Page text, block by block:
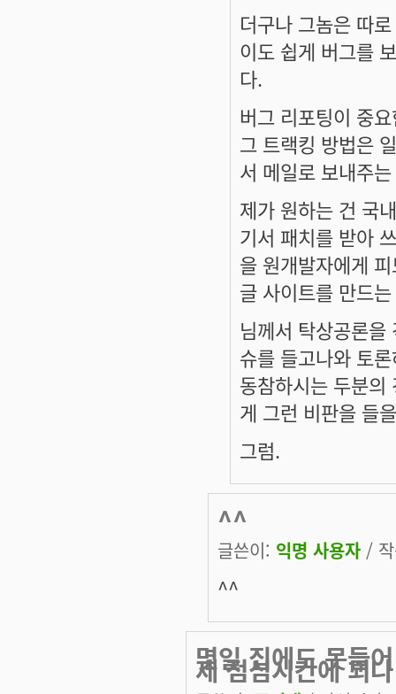
더구나 그놈은 따
이도 쉽게 버그를
다.
버그 리포팅이 중
그 트랙킹 방법은
서 메일로 보내주
제가 원하는 건 국
기서 패치를 받아
을 원개발자에게
글 사이트를 만드
님께서 탁상공론
슈를 들고나와 토
동참하시는 두분의
게 그런 비판을 들
그럼.
^^
글쓴이: 익명 사용자 /
^^
몇일 집에도 못들
제 점심시간에 꾀나